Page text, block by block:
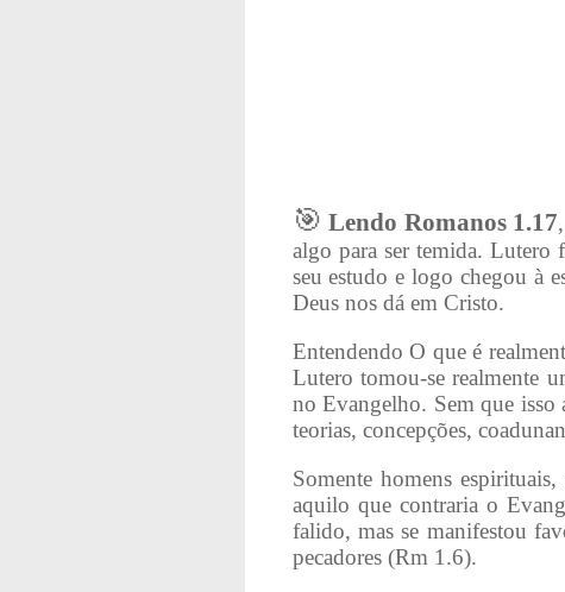
🎯 Lendo Romanos 1.17
algo para ser temida. Lutero
seu estudo e logo chegou à
Deus nos dá em Cristo.
Entendendo O que é
Lutero tomou-se realmente
no Evangelho. Sem que isso
teorias, concepções,
Somente homens
aquilo que contraria o
falido, mas se manifestou
pecadores (Rm 1.6).